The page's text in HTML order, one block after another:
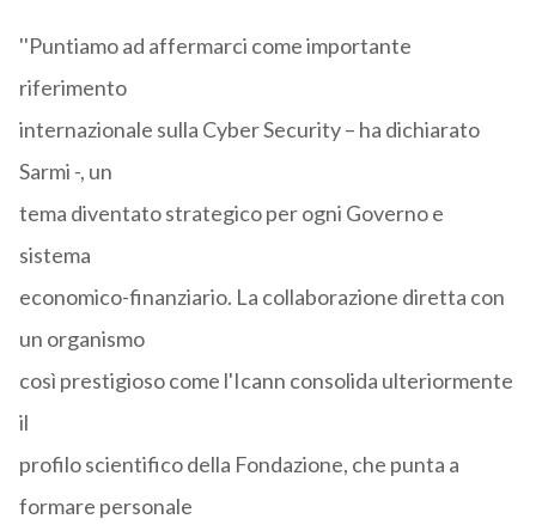
''Puntiamo ad affermarci come importante
riferimento
internazionale sulla Cyber Security – ha dichiarato
Sarmi -, un
tema diventato strategico per ogni Governo e
sistema
economico-finanziario. La collaborazione diretta con
un organismo
così prestigioso come l'Icann consolida ulteriormente
il
profilo scientifico della Fondazione, che punta a
formare personale